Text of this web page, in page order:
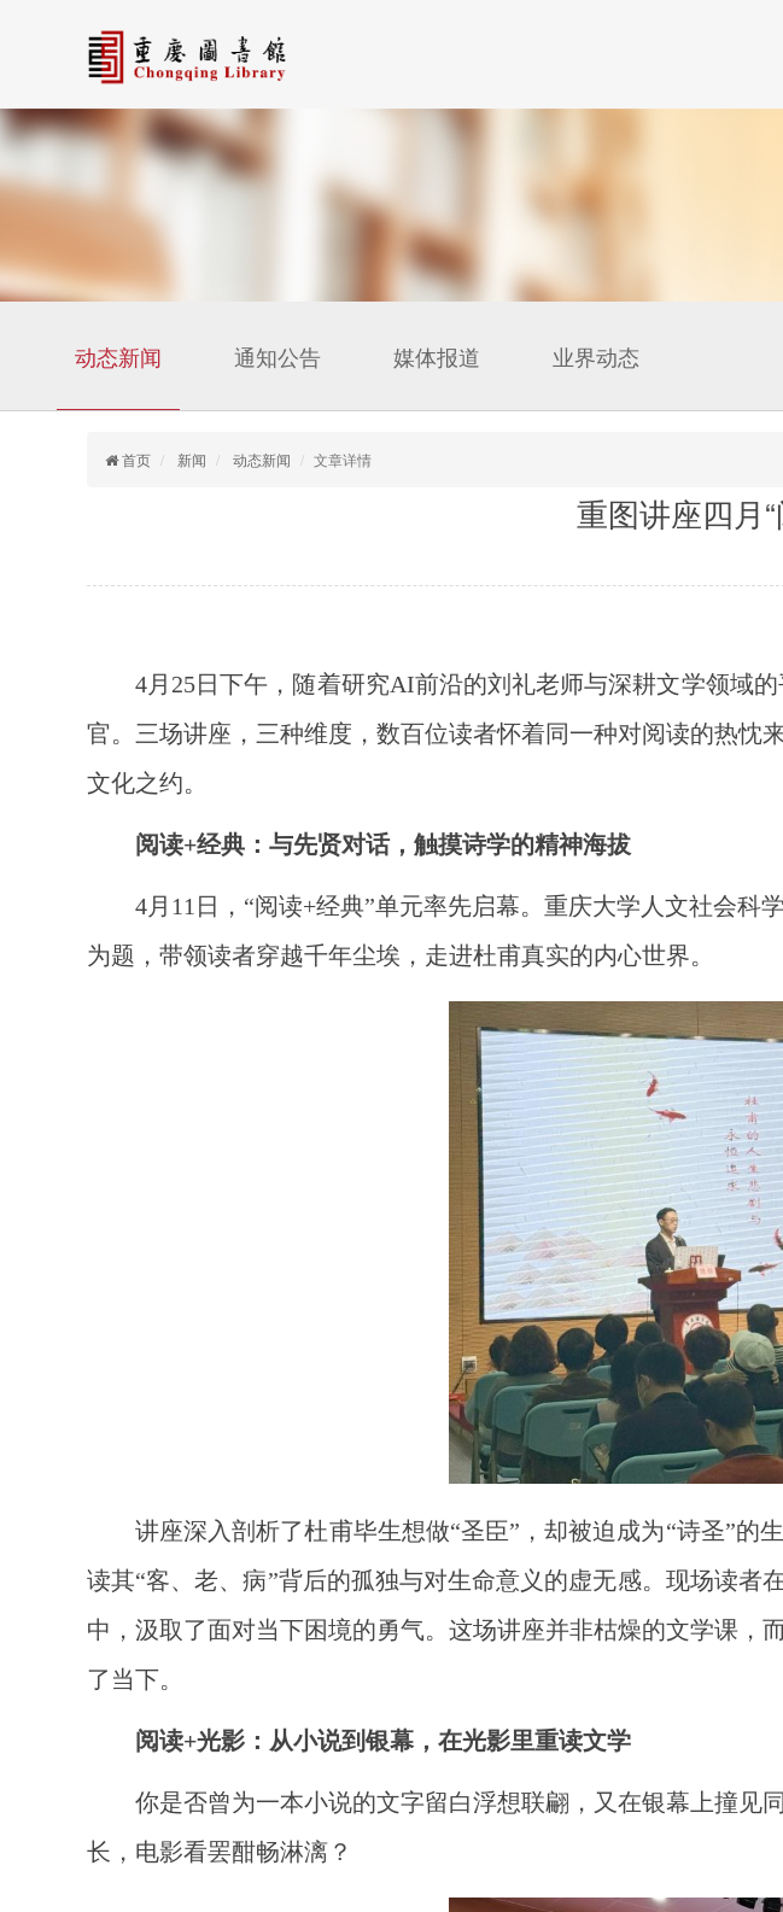
动态新闻 通知公告 媒体报道 业界动态
首页 新闻 动态新闻 文章详情
重图讲座四月
4月25日下午，随着研究AI前沿的刘礼老师与深耕文学领域
官。三场讲座，三种维度，数百位读者怀着同一种对阅读的热忱
文化之约。
阅读+经典：与先贤对话，触摸诗学的精神海拔
4月11日，“阅读+经典”单元率先启幕。重庆大学人文社会
为题，带领读者穿越千年尘埃，走进杜甫真实的内心世界。
讲座深入剖析了杜甫毕生想做“圣臣”，却被迫成为“诗圣”
读其“客、老、病”背后的孤独与对生命意义的虚无感。现场读
中，汲取了面对当下困境的勇气。这场讲座并非枯燥的文学课
了当下。
阅读+光影：从小说到银幕，在光影里重读文学
你是否曾为一本小说的文字留白浮想联翩，又在银幕上撞见
长，电影看罢酣畅淋漓？